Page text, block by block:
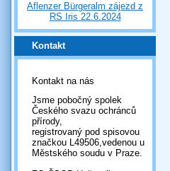
Aflenzer Bürgeralm zájezd z
RS Iris 22.6.2024
Kontakt
Kontakt na nás
Jsme pobočný spolek
Českého svazu ochránců
přírody,
registrovaný pod spisovou
značkou L49506,vedenou u
Městského soudu v Praze.